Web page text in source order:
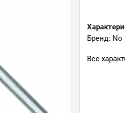
Бренд: No
Все